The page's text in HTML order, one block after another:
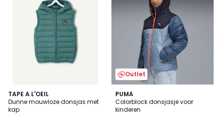
TAPE A L'OEIL
Dunne mouwloze donsjas met
kap
Outlet
PUMA
Colorblock donsjasje voor
kinderen
5
/
5